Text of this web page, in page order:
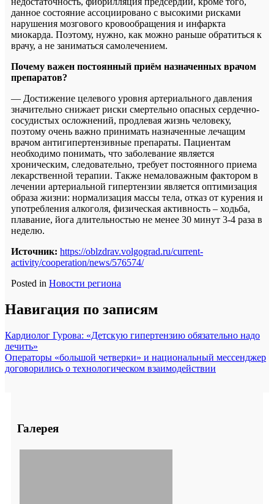
данное состояние ассоциировано с высокими рисками
нарушения мозгового кровообращения и инфаркта
миокарда. Поэтому, нужно, как можно раньше обратиться к
врачу, а не заниматься самолечением.
Почему важен постоянный приём назначенных врачом
препаратов?
— Достижение целевого уровня артериального давления
значительно снижает риски смертельно опасных сердечно-
сосудистых осложнений, продлевая жизнь человеку,
поэтому очень важно принимать назначенные лечащим
врачом антигипертензивные препараты. Пациентам
необходимо понимать, что заболевание является
хроническим, следовательно, требует постоянного приема
лекарственной терапии. Также немаловажным фактором в
лечении артериальной гипертензии является оптимизация
образа жизни: нормализация массы тела, отказ от курения и
употребления алкоголя, физическая активность – ходьба,
плавание, йога длительностью не менее 30 минут 3-4 раза в
неделю.
Источник: https://oblzdrav.volgograd.ru/current-
activity/cooperation/news/576574/
Posted in Новости региона
Навигация по записям
Кардиолог Гурова: «Детскую гипертензию обязательно надо
лечить»
Операторы «большой четверки» и национальный мессенджер
договорились о технологическом взаимодействии
Галерея